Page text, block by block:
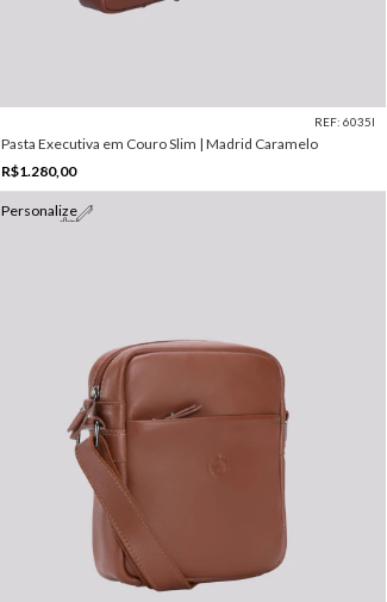
REF: 6035I
Pasta Executiva em Couro Slim | Madrid Caramelo
R$1.280,00
Personalize